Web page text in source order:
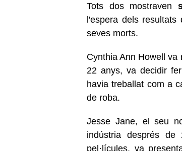
Tots dos mostraven
l'espera dels
seves morts.
Cynthia Ann Howell
22 anys, va decidir fer
havia treballat com a
de roba.
Jesse Jane, el seu
indústria després
pel·lícules, va